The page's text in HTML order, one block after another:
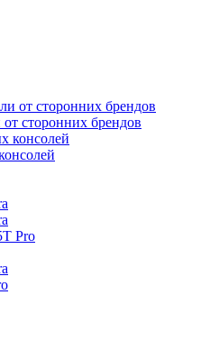
сторонних брендов
Pro